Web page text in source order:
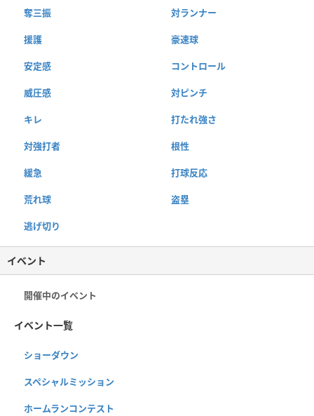
奪三振 対ランナー
援護 豪速球
安定感 コントロール
威圧感 対ピンチ
キレ 打たれ強さ
対強打者 根性
緩急 打球反応
荒れ球 盗塁
逃げ切り
イベント
開催中のイベント
イベント一覧
ショーダウン
スペシャルミッション
ホームランコンテスト